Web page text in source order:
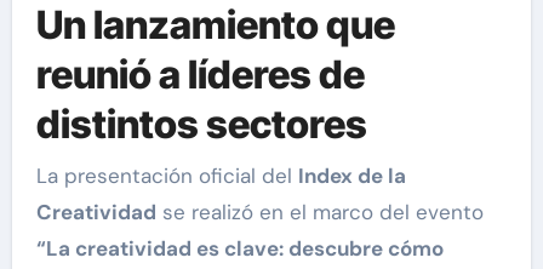
Un lanzamiento que
reunió a líderes de
distintos sectores
La presentación oficial del Index de la
Creatividad se realizó en el marco del evento
“La creatividad es clave: descubre cómo